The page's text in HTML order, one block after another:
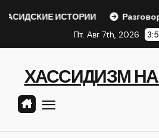
ИСТОРИИ Разговор с Ребе
Пт. Авг 7th, 2026
ХАССИДИЗМ